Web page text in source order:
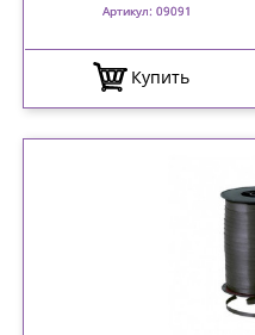
Артикул: 09091
Купить